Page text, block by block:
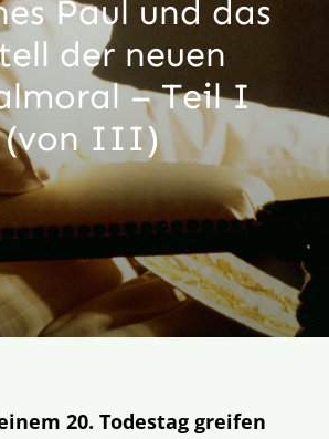
Paul und das
der neuen
– Teil I
(von III)
20. Todestag greifen